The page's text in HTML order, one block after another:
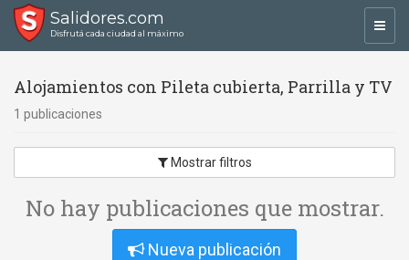
Salidores.com
Disfrutá cada ciudad al máximo
Alojamientos con Pileta cubierta, Parrilla y TV
1 publicaciones
Mostrar filtros
No hay publicaciones que mostrar.
Nueva publicación